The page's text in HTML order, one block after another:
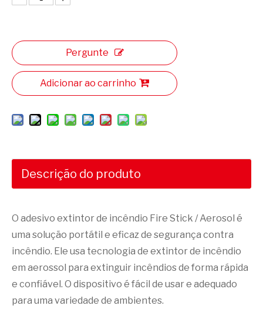
Pergunte
Adicionar ao carrinho
Descrição do produto
O adesivo extintor de incêndio Fire Stick / Aerosol é
uma solução portátil e eficaz de segurança contra
incêndio. Ele usa tecnologia de extintor de incêndio
em aerossol para extinguir incêndios de forma rápida
e confiável. O dispositivo é fácil de usar e adequado
para uma variedade de ambientes.